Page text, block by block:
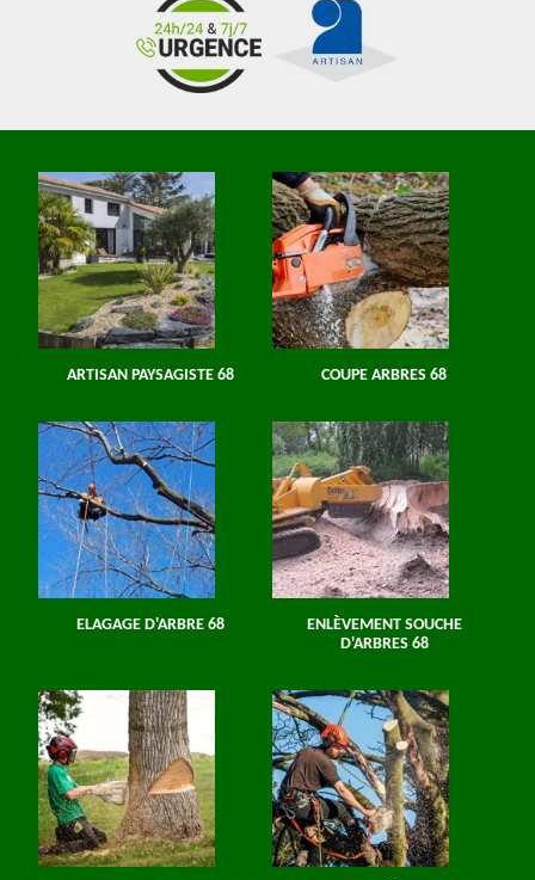
ARTISAN PAYSAGISTE 68 COUPE ARBRES 68
ELAGAGE D'ARBRE 68
ENLÈVEMENT SOUCHE
D'ARBRES 68